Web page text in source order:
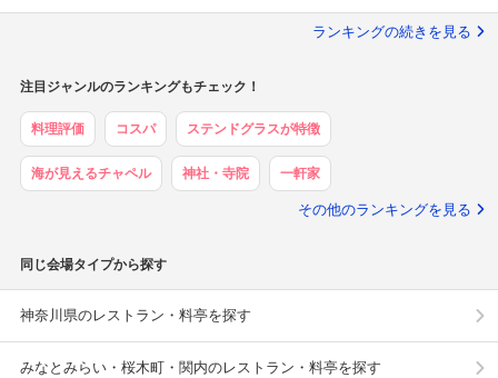
ランキングの続きを見る
注目ジャンルのランキングもチェック！
料理評価 コスパ ステンドグラスが特徴
海が見えるチャペル 神社・寺院 一軒家
その他のランキングを見る
同じ会場タイプから探す
神奈川県のレストラン・料亭を探す
みなとみらい・桜木町・関内のレストラン・料亭を探す